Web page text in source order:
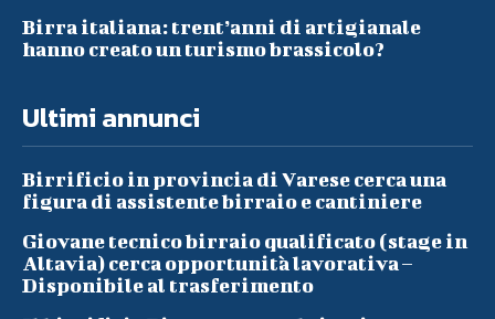
Birra italiana: trent’anni di artigianale
hanno creato un turismo brassicolo?
Ultimi annunci
Birrificio in provincia di Varese cerca una
figura di assistente birraio e cantiniere
Giovane tecnico birraio qualificato (stage in
Altavia) cerca opportunità lavorativa –
Disponibile al trasferimento